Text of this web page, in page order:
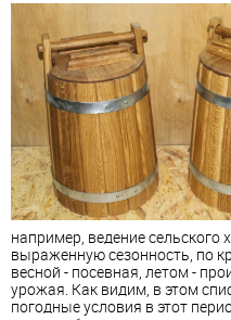
например, ведение сельского
выраженную сезонность, по
весной - посевная, летом -
урожая. Как видим, в этом
погодные условия в этот